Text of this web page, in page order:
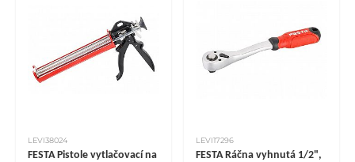
LEVI38024
FESTA Pistole vytlačovací na
LEVI17296
FESTA Ráčna vyhnutá 1/2",